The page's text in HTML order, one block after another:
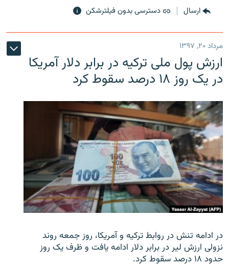
ارسال دسترسی بدون فیلترشکن
مرداد ۲۰, ۱۳۹۷
ارزش پول ملی ترکیه در برابر دلار آمریکا
در یک روز ۱۸ درصد سقوط کرد
در ادامه تنش در روابط ترکیه و آمریکا، روز جمعه روند
نزولی ارزش لیر در برابر دلار ادامه یافت و ظرف یک روز
حدود ۱۸ درصد سقوط کرد.